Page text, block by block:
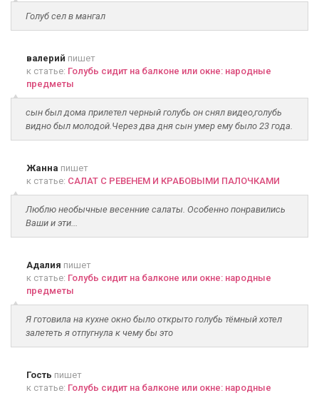
Голуб сел в мангал
валерий пишет
к статье: Голубь сидит на балконе или окне: народные
предметы
сын был дома прилетел черный голубь он снял видео,голубь
видно был молодой.Через два дня сын умер ему было 23 года.
Жанна пишет
к статье: САЛАТ С РЕВЕНЕМ И КРАБОВЫМИ ПАЛОЧКАМИ
Люблю необычные весенние салаты. Особенно понравились
Ваши и эти...
Адалия пишет
к статье: Голубь сидит на балконе или окне: народные
предметы
Я готовила на кухне окно было открыто голубь тёмный хотел
залететь я отпугнула к чему бы это
Гость пишет
к статье: Голубь сидит на балконе или окне: народные